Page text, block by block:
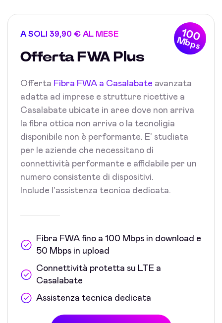
100
Mbps
A SOLI 39,90 € AL MESE
Offerta FWA Plus
Offerta Fibra FWA a Casalabate avanzata
adatta ad imprese e strutture ricettive a
Casalabate ubicate in aree dove non arriva
la fibra ottica non arriva o la tecnoligia
disponibile non è performante. E' studiata
per le aziende che necessitano di
connettività performante e affidabile per un
numero consistente di dispositivi.
Include l'assistenza tecnica dedicata.
Fibra FWA fino a 100 Mbps in download e
50 Mbps in upload
Connettività protetta su LTE a
Casalabate
Assistenza tecnica dedicata